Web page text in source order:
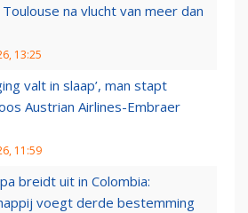
na vlucht van meer dan
13:25
valt in slaap’, man stapt
Austrian Airlines-Embraer
11:59
breidt uit in Colombia:
voegt derde bestemming